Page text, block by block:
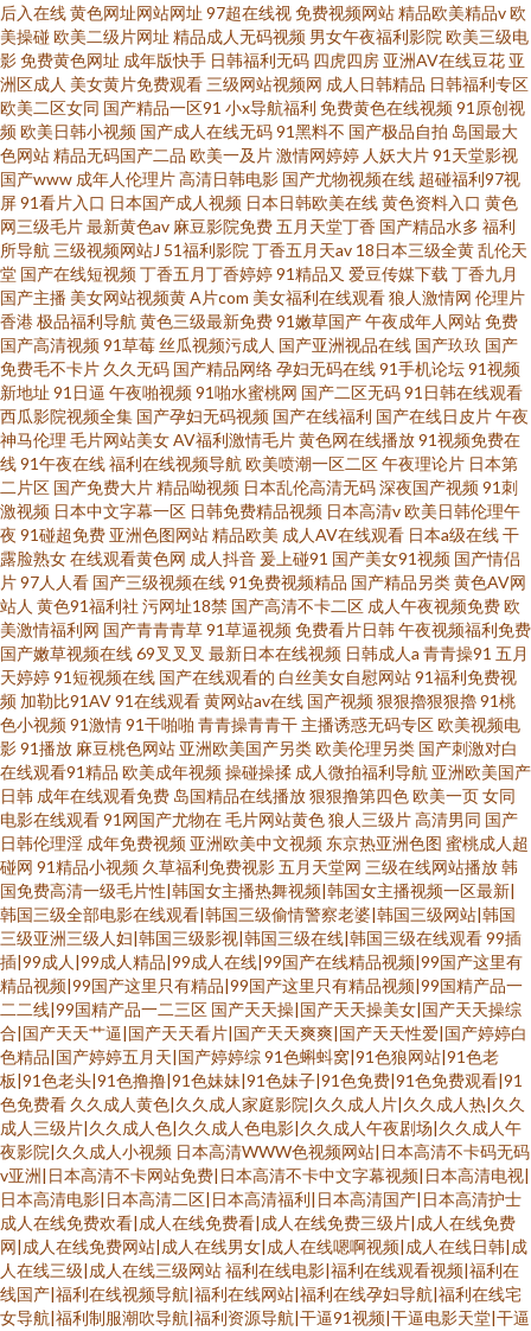
后入在线黄色网址网站网址 97超在线视免费视频网站精品欧美精品v欧
美操碰欧美二级片网址 精品成人无码视频 男女午夜福利影院 欧美三级电
影免费黄色网址 成年版快手 日韩福利无码 四虎四房 亚洲AV在线豆花 亚
洲区成人 美女黄片免费观看 三级网站视频网 成人日韩精品 日韩福利专区
欧美二区女同 国产精品一区91 小x导航福利 免费黄色在线视频91原创视
频欧美日韩小视频 国产成人在线无码91黑料不 国产极品自拍 岛国最大
色网站精品无码国产二品 欧美一及片激情网婷婷 人妖大片91天堂影视
国产www 成年人伦理片高清日韩电影 国产尤物视频在线 超碰福利97视
屏91看片入口 日本国产成人视频 日本日韩欧美在线黄色资料入口 黄色
网三级毛片最新黄色av 麻豆影院免费五月天堂丁香 国产精品水多 福利
所导航 三级视频网站J 51福利影院 丁香五月天av 18日本三级全黄乱伦天
堂 国产在线短视频丁香五月丁香婷婷91精品又 爱豆传媒下载 丁香九月
国产主播 美女网站视频黄A片com 美女福利在线观看狼人激情网 伦理片
香港极品福利导航 黄色三级最新免费91嫩草国产午夜成年人网站免费
国产高清视频91草莓丝瓜视频污成人 国产亚洲视品在线 国产玖玖 国产
免费毛不卡片 久久无码 国产精品网络孕妇无码在线91手机论坛91视频
新地址 91日逼 午夜啪视频91啪水蜜桃网 国产二区无码91日韩在线观看
西瓜影院视频全集 国产孕妇无码视频 国产在线福利 国产在线日皮片午夜
神马伦理 毛片网站美女AV福利激情毛片黄色网在线播放91视频免费在
线91午夜在线福利在线视频导航 欧美喷潮一区二区午夜理论片 日本第
二片区 国产免费大片精品呦视频 日本乱伦高清无码深夜国产视频91刺
激视频 日本中文字幕一区 日韩免费精品视频 日本高清v欧美日韩伦理午
夜 91碰超免费 亚洲色图网站精品欧美 成人AV在线观看 日本a级在线干
露脸熟女在线观看黄色网 成人抖音 爰上碰91 国产美女91视频 国产情侣
片97人人看 国产三级视频在线91免费视频精品 国产精品另类黄色AV网
站人 黄色91福利社 污网址18禁 国产高清不卡二区 成人午夜视频免费欧
美激情福利网 国产青青青草91草逼视频免费看片日韩午夜视频福利免费
国产嫩草视频在线69叉叉叉 最新日本在线视频 日韩成人a 青青操91 五月
天婷婷91短视频在线 国产在线观看的 白丝美女自慰网站91福利免费视
频 加勒比91AV91在线观看黄网站av在线 国产视频狠狠擼狠狠擼91桃
色小视频91激情91干啪啪 青青操青青干 主播诱惑无码专区欧美视频电
影91播放 麻豆桃色网站 亚洲欧美国产另类欧美伦理另类 国产刺激对白
在线观看91精品 欧美成年视频操碰操揉 成人微拍福利导航 亚洲欧美国产
日韩 成年在线观看免费 岛国精品在线播放狠狠撸第四色欧美一页女同
电影在线观看91网国产尤物在毛片网站黄色狼人三级片高清男同 国产
日韩伦理淫 成年免费视频 亚洲欧美中文视频 东京热亚洲色图 蜜桃成人超
碰网 91精品小视频 久草福利免费视影五月天堂网 三级在线网站播放韩
国免费高清一级毛片性|韩国女主播热舞视频|韩国女主播视频一区最新|
韩国三级全部电影在线观看|韩国三级偷情警察老婆|韩国三级网站|韩国
三级亚洲三级人妇|韩国三级影视|韩国三级在线|韩国三级在线观看99插
插|99成人|99成人精品|99成人在线|99国产在线精品视频|99国产这里有
精品视频|99国产这里只有精品|99国产这里只有精品视频|99国精产品一
二二线|99国精产品一二三区 国产天天操|国产天天操美女|国产天天操综
合|国产天天艹逼|国产天天看片|国产天天爽爽|国产天天性爱|国产婷婷白
色精品|国产婷婷五月天|国产婷婷综91色蝌蚪窝|91色狼网站|91色老
板|91色老头|91色撸撸|91色妹妹|91色妹子|91色免费|91色免费观看|91
色免费看 久久成人黄色|久久成人家庭影院|久久成人片|久久成人热|久久
成人三级片|久久成人色|久久成人色电影|久久成人午夜剧场|久久成人午
夜影院|久久成人小视频 日本高清WWW色视频网站|日本高清不卡码无码
v亚洲|日本高清不卡网站免费|日本高清不卡中文字幕视频|日本高清电视|
日本高清电影|日本高清二区|日本高清福利|日本高清国产|日本高清护士
成人在线免费欢看|成人在线免费看|成人在线免费三级片|成人在线免费
网|成人在线免费网站|成人在线男女|成人在线嗯啊视频|成人在线日韩|成
人在线三级|成人在线三级网站福利在线电影|福利在线观看视频|福利在
线国产|福利在线视频导航|福利在线网站|福利在线孕妇导航|福利在线宅
女导航|福利制服潮吹导航|福利资源导航|干逼91视频|干逼电影天堂|干逼